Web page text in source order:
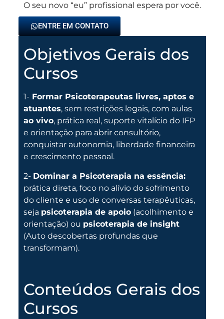
O seu novo “eu” profissional espera por você.
ENTRE EM CONTATO
Objetivos Gerais dos
Cursos
1-Formar Psicoterapeutas livres, aptos e
atuantes, sem restrições legais, com aulas
ao vivo, prática real, suporte vitalício do IFP
e orientação para abrir consultório,
conquistar autonomia, liberdade financeira
e crescimento pessoal.
2- Dominar a Psicoterapia na essência:
prática direta, foco no alívio do sofrimento
do cliente e uso de conversas terapêuticas,
seja psicoterapia de apoio(acolhimento e
orientação) ou psicoterapia de insight
(Auto descobertas profundas que
transformam).
Conteúdos Gerais dos
Cursos